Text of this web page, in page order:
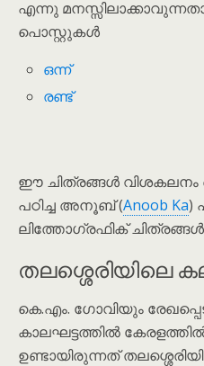
എന്നു
പൊസ്റ്റുകൾ
ഒന്ന്
രണ്ട്
ഈ ചിത്രങ്ങൾ വിശകലനം
പഠിച്ച അനൂബ് (Anoob Ka)
ലിത്തോഗ്രഫിക്
തലശ്ശെരിയിലെ
കെ.എം. ഗോവിയും
കാലഘട്ടത്തിൽ
ഉണ്ടായിരുന്നത്